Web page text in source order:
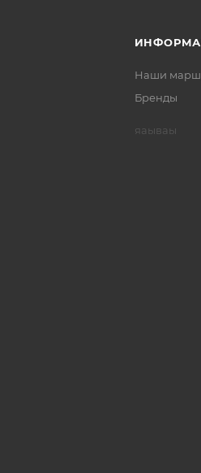
Наши
Бренды
яаываы